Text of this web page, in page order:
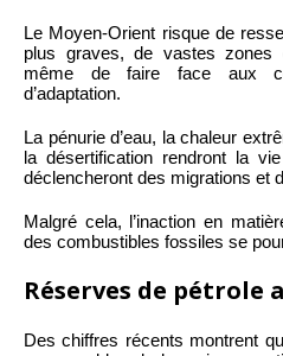
Le Moyen-Orient risque de
plus graves, de vastes
même de faire face aux
d’adaptation.
La pénurie d’eau, la chaleur
la désertification rendront la
déclencheront des migrations et
Malgré cela, l’inaction en
des combustibles fossiles se
Réserves de pétrole
Des chiffres récents montrent